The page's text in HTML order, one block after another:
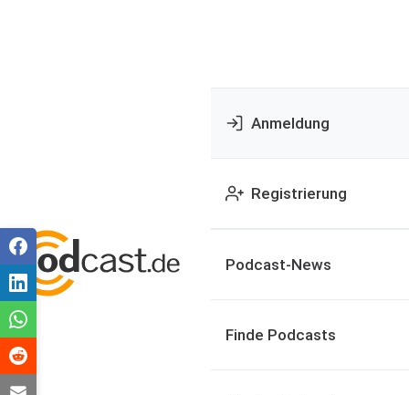
Anmeldung
Registrierung
Podcast-News
Finde Podcasts